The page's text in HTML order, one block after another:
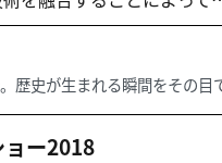
歴史が生まれる瞬間をその目
ョー2018